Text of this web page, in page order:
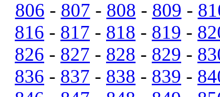
806 - 807 - 808 - 809 -
816 - 817 - 818 - 819 -
826 - 827 - 828 - 829 -
836 - 837 - 838 - 839 -